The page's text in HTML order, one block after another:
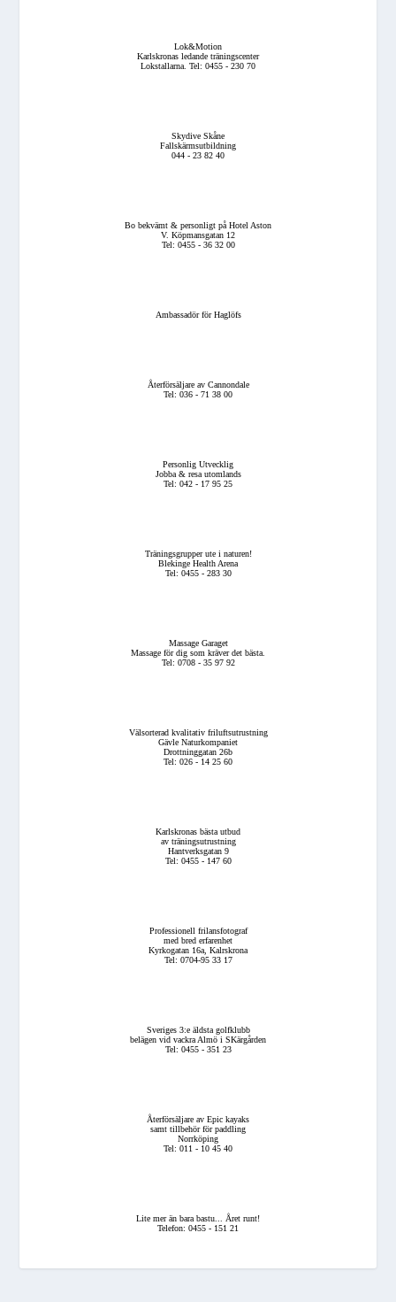
Lok&Motion
Karlskronas ledande träningscenter
Lokstallarna. Tel: 0455 - 230 70
Skydive Skåne
Fallskärmsutbildning
044 - 23 82 40
Bo bekvämt & personligt på Hotel Aston
V. Köpmansgatan 12
Tel: 0455 - 36 32 00
Ambassadör för Haglöfs
Återförsäljare av Cannondale
Tel: 036 - 71 38 00
Personlig Utvecklig
Jobba & resa utomlands
Tel: 042 - 17 95 25
Träningsgrupper ute i naturen!
Blekinge Health Arena
Tel: 0455 - 283 30
Massage Garaget
Massage för dig som kräver det bästa.
Tel: 0708 - 35 97 92
Välsorterad kvalitativ friluftsutrustning
Gävle Naturkompaniet
Drottninggatan 26b
Tel: 026 - 14 25 60
Karlskronas bästa utbud
av träningsutrustning
Hantverksgatan 9
Tel: 0455 - 147 60
Professionell frilansfotograf
med bred erfarenhet
Kyrkogatan 16a, Kalrskrona
Tel: 0704-95 33 17
Sveriges 3:e äldsta golfklubb
belägen vid vackra Almö i SKärgården
Tel: 0455 - 351 23
Återförsäljare av Epic kayaks
samt tillbehör för paddling
Norrköping
Tel: 011 - 10 45 40
Lite mer än bara bastu... Året runt!
Telefon: 0455 - 151 21